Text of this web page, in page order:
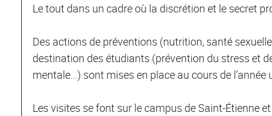
Le tout dans un cadre où la discrétion et le secret
Des actions de préventions (nutrition, santé
destination des étudiants (prévention du stress et
mentale...) sont mises en place au cours de l’année
Les visites se font sur le campus de Saint-Étienne